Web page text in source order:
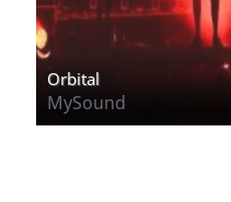
Orbital
MySound